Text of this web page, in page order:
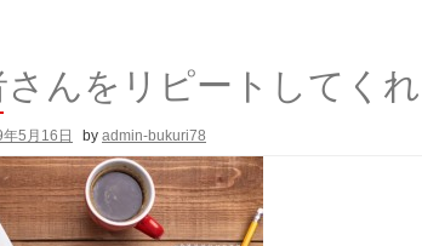
さんをリピートしてく
5月16日 by admin-bukuri78